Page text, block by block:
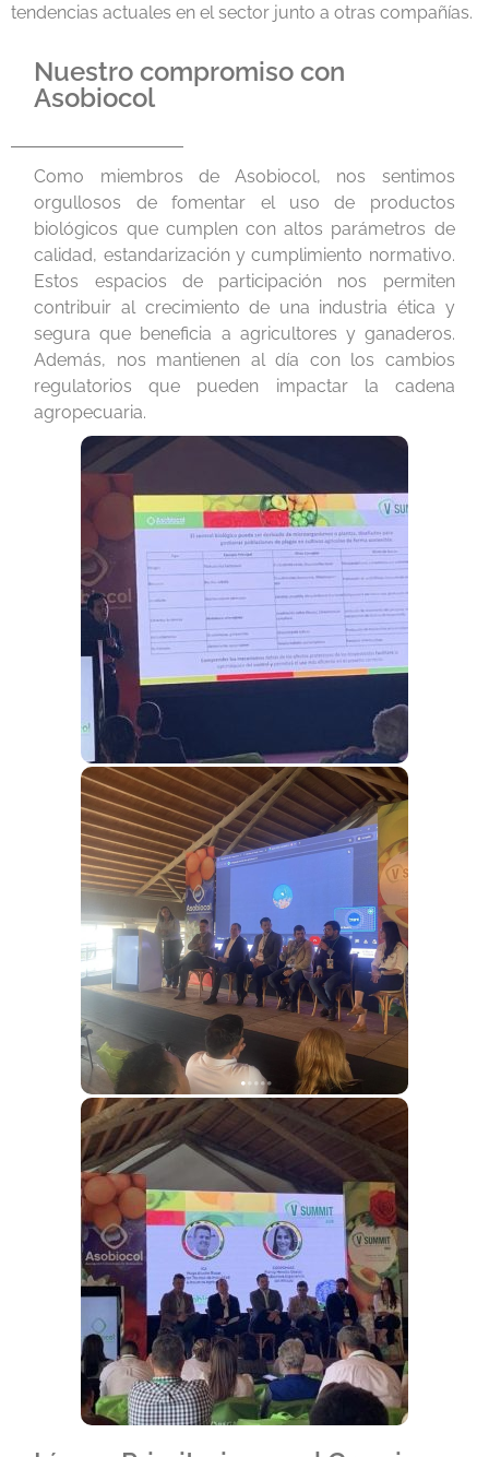
tendencias actuales en el sector junto a otras compañías.
Nuestro compromiso con
Asobiocol
Como miembros de Asobiocol, nos sentimos
orgullosos de fomentar el uso de productos
biológicos que cumplen con altos parámetros de
calidad, estandarización y cumplimiento normativo.
Estos espacios de participación nos permiten
contribuir al crecimiento de una industria ética y
segura que beneficia a agricultores y ganaderos.
Además, nos mantienen al día con los cambios
regulatorios que pueden impactar la cadena
agropecuaria.